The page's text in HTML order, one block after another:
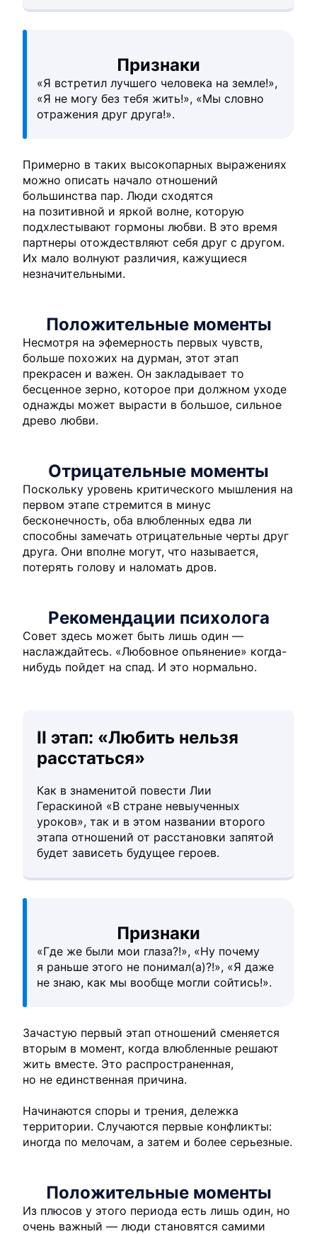
Признаки
«Я встретил лучшего человека на земле!»,
«Я не могу без тебя жить!», «Мы словно
отражения друг друга!».
Примерно в таких высокопарных выражениях
можно описать начало отношений
большинства пар. Люди сходятся
на позитивной и яркой волне, которую
подхлестывают гормоны любви. В это время
партнеры отождествляют себя друг с другом.
Их мало волнуют различия, кажущиеся
незначительными.
Положительные моменты
Несмотря на эфемерность первых чувств,
больше похожих на дурман, этот этап
прекрасен и важен. Он закладывает то
бесценное зерно, которое при должном уходе
однажды может вырасти в большое, сильное
древо любви.
Отрицательные моменты
Поскольку уровень критического мышления на
первом этапе стремится в минус
бесконечность, оба влюбленных едва ли
способны замечать отрицательные черты друг
друга. Они вполне могут, что называется,
потерять голову и наломать дров.
Рекомендации психолога
Совет здесь может быть лишь один —
наслаждайтесь. «Любовное опьянение» когда-
нибудь пойдет на спад. И это нормально.
II этап: «Любить нельзя
расстаться»
Как в знаменитой повести Лии
Гераскиной «В стране невыученных
уроков», так и в этом названии второго
этапа отношений от расстановки запятой
будет зависеть будущее героев.
Признаки
«Где же были мои глаза?!», «Ну почему
я раньше этого не понимал(а)?!», «Я даже
не знаю, как мы вообще могли сойтись!».
Зачастую первый этап отношений сменяется
вторым в момент, когда влюбленные решают
жить вместе. Это распространенная,
но не единственная причина.
Начинаются споры и трения, дележка
территории. Случаются первые конфликты:
иногда по мелочам, а затем и более серьезные.
Положительные моменты
Из плюсов у этого периода есть лишь один, но
очень важный — люди становятся самими